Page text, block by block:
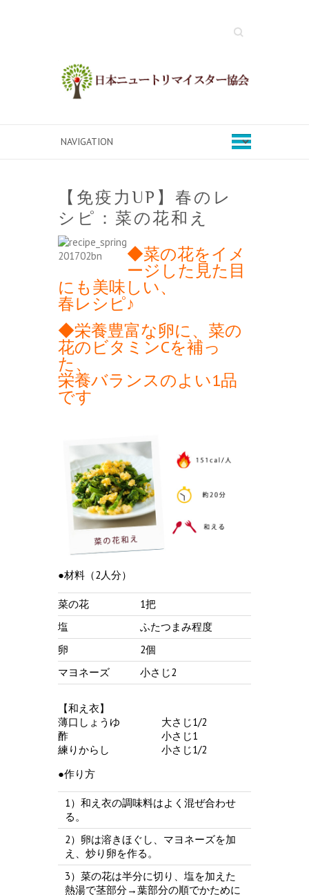
Search
【免疫力UP】春のレ
シピ：菜の花和え
◆菜の花をイメ
ージした見た目
にも美味しい、
春レシピ♪
◆栄養豊富な卵に、菜の
花のビタミンCを補っ
た、
栄養バランスのよい1品
です
●材料（2人分）
菜の花
1把
塩
ふたつまみ程度
卵
2個
マヨネーズ
小さじ2
【和え衣】
薄口しょうゆ 大さじ1/2
酢 小さじ1
練りからし 小さじ1/2
●作り方
1）和え衣の調味料はよく混ぜ合わせ
る。
2）卵は溶きほぐし、マヨネーズを加
え、炒り卵を作る。
3）菜の花は半分に切り、塩を加えた
熱湯で茎部分→葉部分の順でかために